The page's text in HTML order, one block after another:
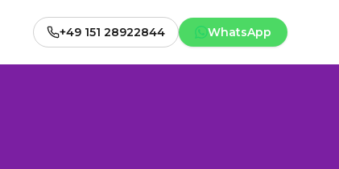
+49 151 28922844 WhatsApp